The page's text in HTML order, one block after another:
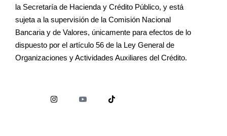
la Secretaría de Hacienda y Crédito Público, y está
sujeta a la supervisión de la Comisión Nacional
Bancaria y de Valores, únicamente para efectos de lo
dispuesto por el artículo 56 de la Ley General de
Organizaciones y Actividades Auxiliares del Crédito.